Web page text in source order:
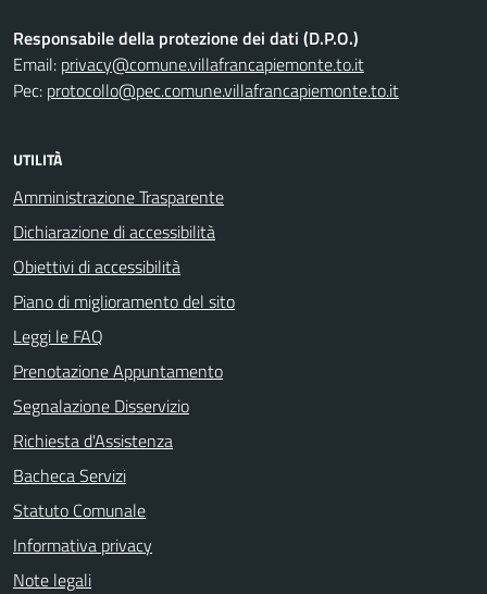
Responsabile della protezione dei dati (D.P.O.)
Email: privacy@comune.villafrancapiemonte.to.it
Pec: protocollo@pec.comune.villafrancapiemonte.to.it
UTILITÀ
Amministrazione Trasparente
Dichiarazione di accessibilità
Obiettivi di accessibilità
Piano di miglioramento del sito
Leggi le FAQ
Prenotazione Appuntamento
Segnalazione Disservizio
Richiesta d'Assistenza
Bacheca Servizi
Statuto Comunale
Informativa privacy
Note legali